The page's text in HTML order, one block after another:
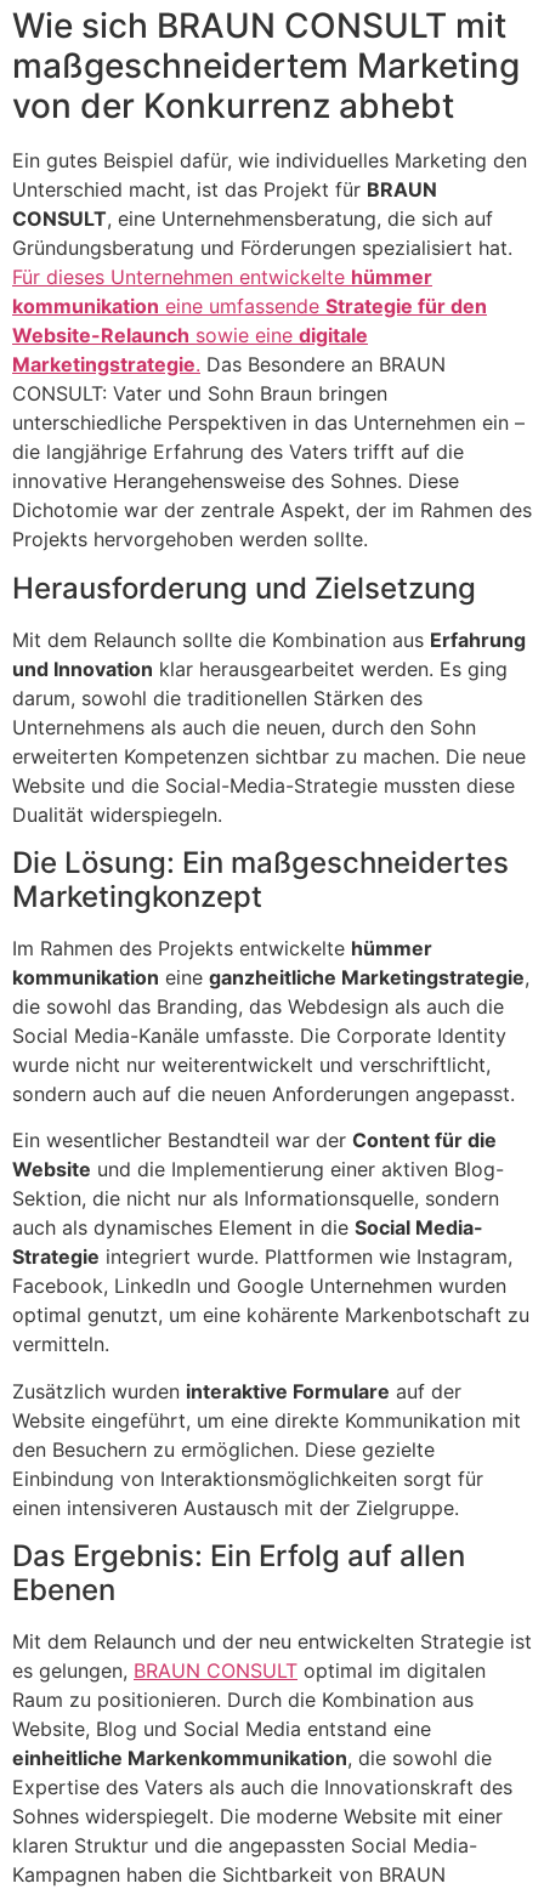
Wie sich BRAUN CONSULT mit
maßgeschneidertem Marketing
von der Konkurrenz abhebt
Ein gutes Beispiel dafür, wie individuelles Marketing den
Unterschied macht, ist das Projekt für BRAUN
CONSULT, eine Unternehmensberatung, die sich auf
Gründungsberatung und Förderungen spezialisiert hat.
Für dieses Unternehmen entwickelte hümmer
kommunikation eine umfassende Strategie für den
Website-Relaunch sowie eine digitale
Marketingstrategie. Das Besondere an BRAUN
CONSULT: Vater und Sohn Braun bringen
unterschiedliche Perspektiven in das Unternehmen ein –
die langjährige Erfahrung des Vaters trifft auf die
innovative Herangehensweise des Sohnes. Diese
Dichotomie war der zentrale Aspekt, der im Rahmen des
Projekts hervorgehoben werden sollte.
Herausforderung und Zielsetzung
Mit dem Relaunch sollte die Kombination aus Erfahrung
und Innovation klar herausgearbeitet werden. Es ging
darum, sowohl die traditionellen Stärken des
Unternehmens als auch die neuen, durch den Sohn
erweiterten Kompetenzen sichtbar zu machen. Die neue
Website und die Social-Media-Strategie mussten diese
Dualität widerspiegeln.
Die Lösung: Ein maßgeschneidertes
Marketingkonzept
Im Rahmen des Projekts entwickelte hümmer
kommunikation eine ganzheitliche Marketingstrategie,
die sowohl das Branding, das Webdesign als auch die
Social Media-Kanäle umfasste. Die Corporate Identity
wurde nicht nur weiterentwickelt und verschriftlicht,
sondern auch auf die neuen Anforderungen angepasst.
Ein wesentlicher Bestandteil war der Content für die
Website und die Implementierung einer aktiven Blog-
Sektion, die nicht nur als Informationsquelle, sondern
auch als dynamisches Element in die Social Media-
Strategie integriert wurde. Plattformen wie Instagram,
Facebook, LinkedIn und Google Unternehmen wurden
optimal genutzt, um eine kohärente Markenbotschaft zu
vermitteln.
Zusätzlich wurden interaktive Formulare auf der
Website eingeführt, um eine direkte Kommunikation mit
den Besuchern zu ermöglichen. Diese gezielte
Einbindung von Interaktionsmöglichkeiten sorgt für
einen intensiveren Austausch mit der Zielgruppe.
Das Ergebnis: Ein Erfolg auf allen
Ebenen
Mit dem Relaunch und der neu entwickelten Strategie ist
es gelungen, BRAUN CONSULT optimal im digitalen
Raum zu positionieren. Durch die Kombination aus
Website, Blog und Social Media entstand eine
einheitliche Markenkommunikation, die sowohl die
Expertise des Vaters als auch die Innovationskraft des
Sohnes widerspiegelt. Die moderne Website mit einer
klaren Struktur und die angepassten Social Media-
Kampagnen haben die Sichtbarkeit von BRAUN